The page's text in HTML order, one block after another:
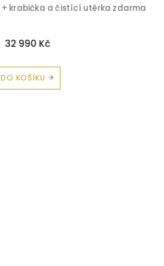
+ krabička a čistící utěrka zdarma
32 990 Kč
DO KOŠÍKU